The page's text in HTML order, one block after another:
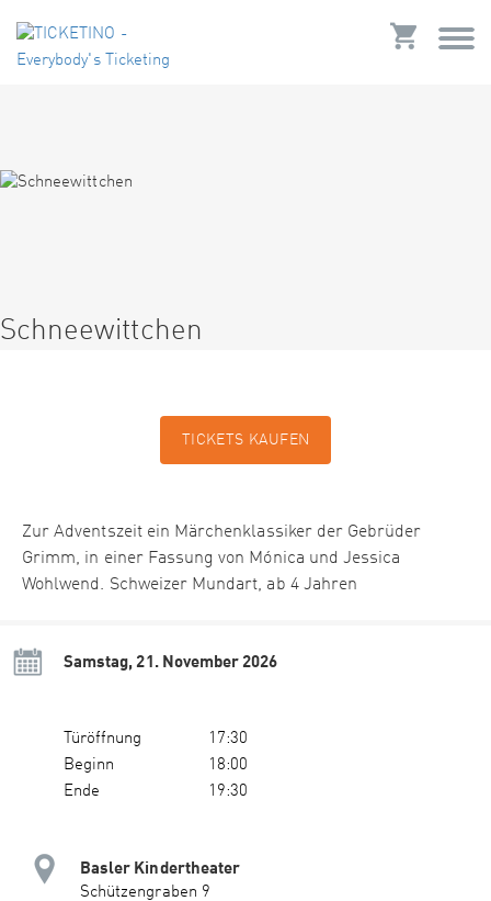
Schneewittchen
TICKETS KAUFEN
Zur Adventszeit ein Märchenklassiker der Gebrüder
Grimm, in einer Fassung von Mónica und Jessica
Wohlwend. Schweizer Mundart, ab 4 Jahren
Samstag, 21. November 2026
Türöffnung
17:30
Beginn
18:00
Ende
19:30
Basler Kindertheater
Schützengraben 9